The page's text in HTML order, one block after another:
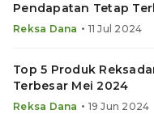
Pendapatan Tetap
Reksa Dana • 11 Jul 2024
Top 5 Produk
Terbesar Mei 2024
Reksa Dana • 19 Jun 2024